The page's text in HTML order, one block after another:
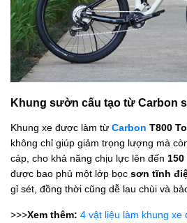
Khung sườn cấu tạo từ Carbon
Khung xe được làm từ Carbon T800
không chỉ giúp giảm trọng lượng mà
cáp, cho khả năng chịu lực lên đến 150
được bao phủ một lớp bọc sơn tĩnh
gỉ sét, đồng thời cũng dễ lau chùi và
>>>Xem thêm: 4 vật liệu làm khung xe